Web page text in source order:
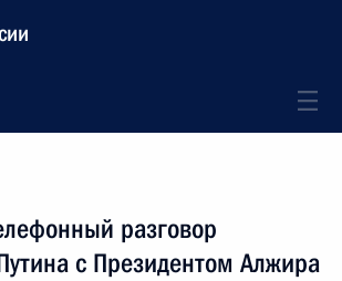
разговор
с Президентом Алжира